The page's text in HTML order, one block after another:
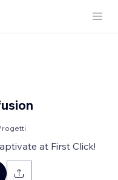
at First Click!